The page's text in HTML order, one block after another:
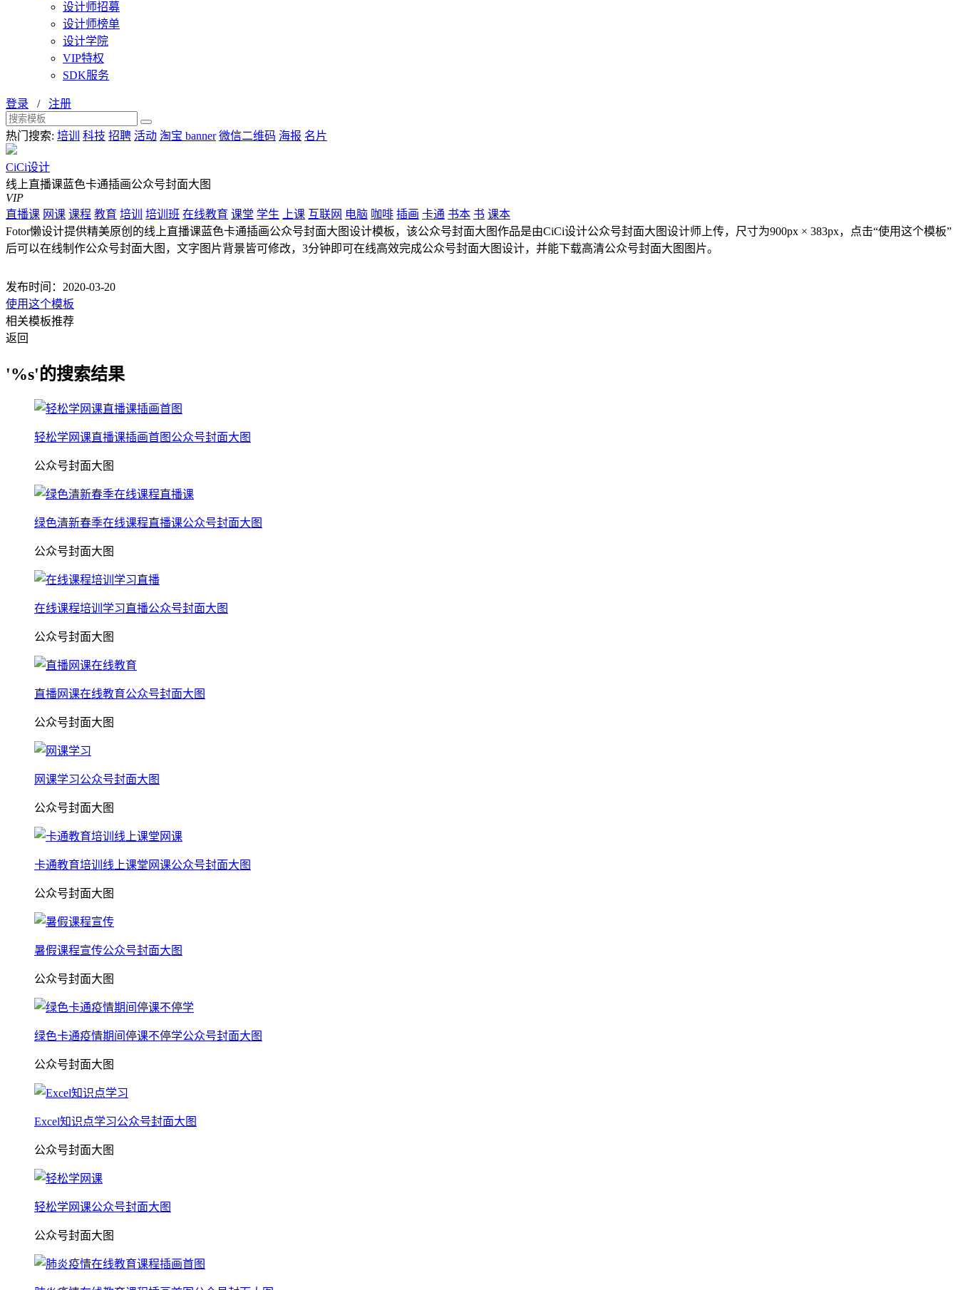
设计师招募
设计师榜单
设计学院
VIP特权
SDK服务
登录 / 注册
热门搜索: 培训 科技 招聘 活动 淘宝 banner 微信二维码 海报 名片
CiCi设计
线上直播课蓝色卡通插画公众号封面大图
VIP
直播课 网课 课程 教育 培训 培训班 在线教育 课堂 学生 上课 互联网 电脑 咖啡 插画 卡通 书本 书 课本
Fotor懒设计提供精美原创的线上直播课蓝色卡通插画公众号封面大图设计模板，该公众号封面大图作品是由CiCi设计公众号封面大图设计师上传，尺寸为900px × 383px，点击“使用这个模板”
后可以在线制作公众号封面大图，文字图片背景皆可修改，3分钟即可在线高效完成公众号封面大图设计，并能下载高清公众号封面大图图片。
发布时间：2020-03-20
使用这个模板
相关模板推荐
返回
'%s'的搜索结果
轻松学网课直播课插画首图公众号封面大图
公众号封面大图
绿色清新春季在线课程直播课公众号封面大图
公众号封面大图
在线课程培训学习直播公众号封面大图
公众号封面大图
直播网课在线教育公众号封面大图
公众号封面大图
网课学习公众号封面大图
公众号封面大图
卡通教育培训线上课堂网课公众号封面大图
公众号封面大图
暑假课程宣传公众号封面大图
公众号封面大图
绿色卡通疫情期间停课不停学公众号封面大图
公众号封面大图
Excel知识点学习公众号封面大图
公众号封面大图
轻松学网课公众号封面大图
公众号封面大图